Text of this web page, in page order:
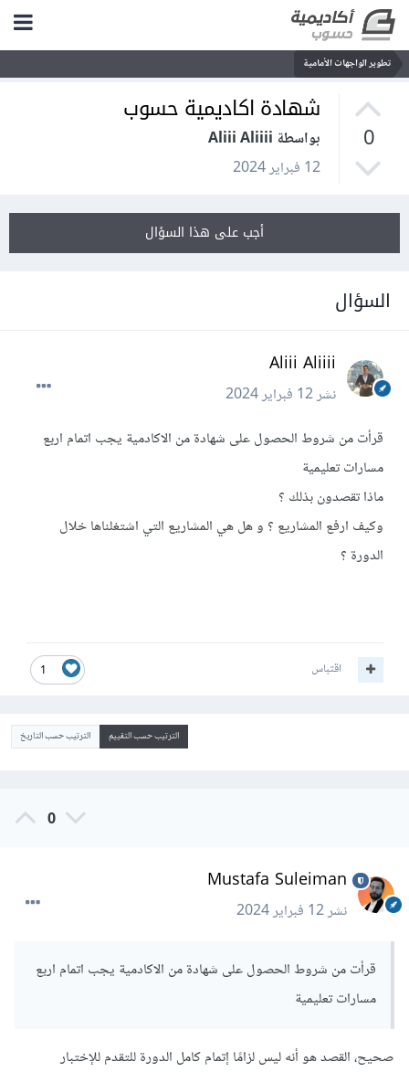
تطوير الواجهات الأمامية
0
شهادة اكاديمية حسوب
بواسطة Aliii Aliiii
12 فبراير 2024
أجب على هذا السؤال
السؤال
Aliii Aliiii
نشر12 فبراير 2024
قرأت من شروط الحصول على شهادة من الاكادمية يجب اتمام اربع
مسارات تعليمية
ماذا تقصدون بذلك ؟
وكيف ارفع المشاريع ؟ و هل هي المشاريع التي اشتغلناها خلال
الدورة ؟
1 اقتباس
الترتيب حسب التقييم الترتيب حسب التاريخ
0
Mustafa Suleiman
نشر12 فبراير 2024
قرأت من شروط الحصول على شهادة من الاكادمية يجب اتمام اربع
مسارات تعليمية
صحيح، القصد هو أنه ليس لزامًا إتمام كامل الدورة للتقدم للإختبار